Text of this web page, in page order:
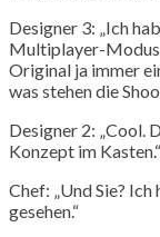
Designer 3: „Ich
Multiplayer-Modus
Original ja immer
was stehen die
Designer 2: „Cool.
Konzept im Kasten.“
Chef: „Und Sie?
gesehen.“